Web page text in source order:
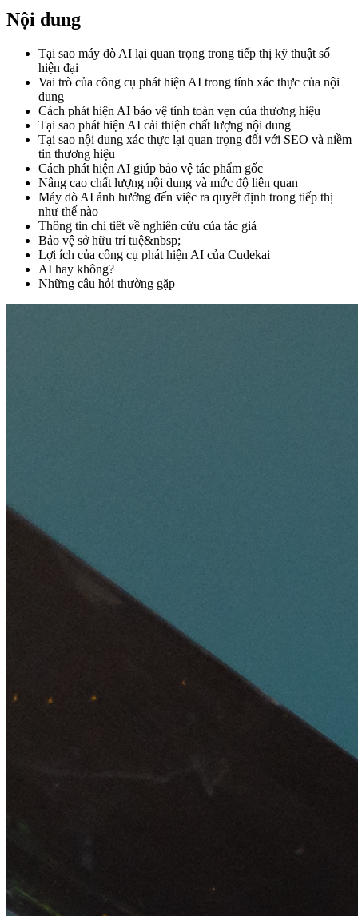
Nội dung
Tại sao máy dò AI lại quan trọng trong tiếp thị kỹ thuật số
hiện đại
Vai trò của công cụ phát hiện AI trong tính xác thực của nội
dung
Cách phát hiện AI bảo vệ tính toàn vẹn của thương hiệu
Tại sao phát hiện AI cải thiện chất lượng nội dung
Tại sao nội dung xác thực lại quan trọng đối với SEO và niềm
tin thương hiệu
Cách phát hiện AI giúp bảo vệ tác phẩm gốc
Nâng cao chất lượng nội dung và mức độ liên quan
Máy dò AI ảnh hưởng đến việc ra quyết định trong tiếp thị
như thế nào
Thông tin chi tiết về nghiên cứu của tác giả
Bảo vệ sở hữu trí tuệ&nbsp;
Lợi ích của công cụ phát hiện AI của Cudekai
AI hay không?
Những câu hỏi thường gặp